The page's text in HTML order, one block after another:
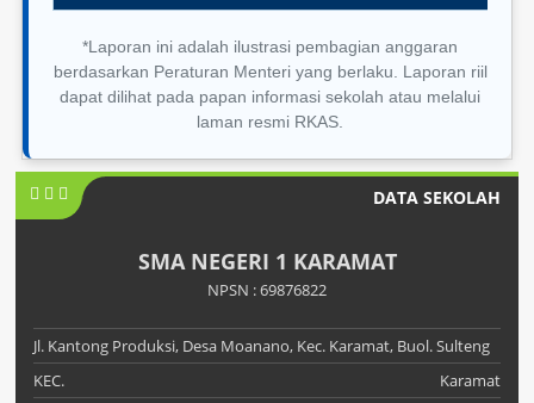
*Laporan ini adalah ilustrasi pembagian anggaran
berdasarkan Peraturan Menteri yang berlaku. Laporan riil
dapat dilihat pada papan informasi sekolah atau melalui
laman resmi RKAS.
DATA SEKOLAH
SMA NEGERI 1 KARAMAT
NPSN : 69876822
Jl. Kantong Produksi, Desa Moanano, Kec. Karamat, Buol. Sulteng
KEC.
Karamat